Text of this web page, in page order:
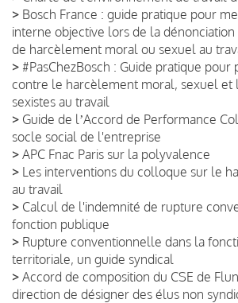
> Bosch France : guide pratique pour
interne objective lors de la
de harcèlement moral ou sexuel au
> #PasChezBosch : Guide pratique pour
contre le harcèlement moral, sexuel et
sexistes au travail
> Guide de lʼAccord de Performance
socle social de l'entreprise
> APC Fnac Paris sur la polyvalence
> Les interventions du colloque sur le
au travail
> Calcul de l'indemnité de rupture
fonction publique
> Rupture conventionnelle dans la
territoriale, un guide syndical
> Accord de composition du CSE de
direction de désigner des élus non